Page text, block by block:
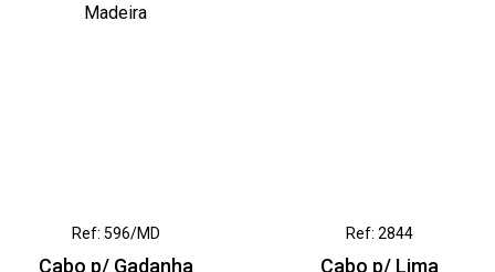
Madeira
Ref: 596/MD
Cabo p/ Gadanha
Ref: 2844
Cabo p/ Lima